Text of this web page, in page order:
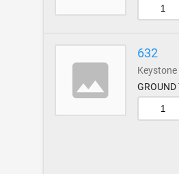
632
GROUND